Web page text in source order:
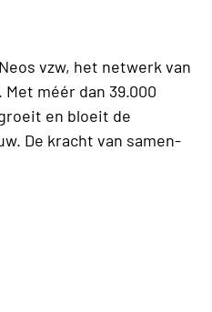
vzw, het netwerk van
méér dan 39.000
en bloeit de
De kracht van samen-